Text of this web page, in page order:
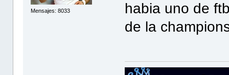
Mensajes: 8033
habia uno de
de la